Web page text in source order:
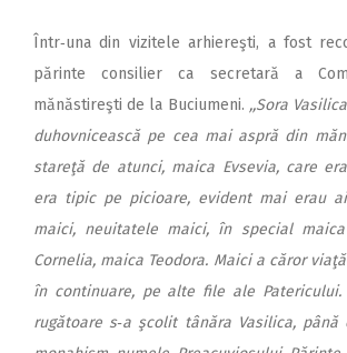
Într‑una din vizitele arhiereşti, a fost
părinte consilier ca secretară a
mănăstireşti de la Buciumeni. ,,Sora
duhovnicească pe cea mai aspră din
stareţă de atunci, maica Evsevia, care
era tipic pe picioare, evident mai erau
maici, neuitatele maici, în special
Cornelia, maica Teodora. Maici a căror
în continuare, pe alte file ale
rugătoare s‑a şcolit tânăra Vasilica,